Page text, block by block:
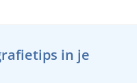
in je